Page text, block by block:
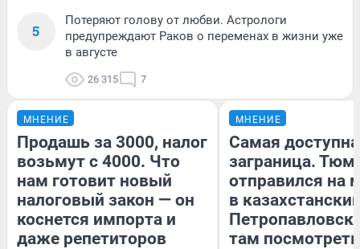
5
Потеряют голову от любви. Астрологи
предупреждают Раков о переменах в жизни уже
в августе
26 315 7
МНЕНИЕ
Продашь за 3000, налог
возьмут с 4000. Что
нам готовит новый
налоговый закон — он
коснется импорта и
даже репетиторов
МНЕНИЕ
Самая
заграница.
отправился на
в
там посмотреть